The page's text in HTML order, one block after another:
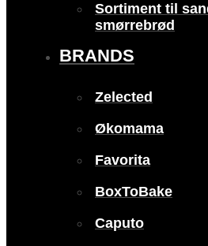
Sortiment til
smørrebrød
BRANDS
Zelected
Økomama
Favorita
BoxToBake
Caputo